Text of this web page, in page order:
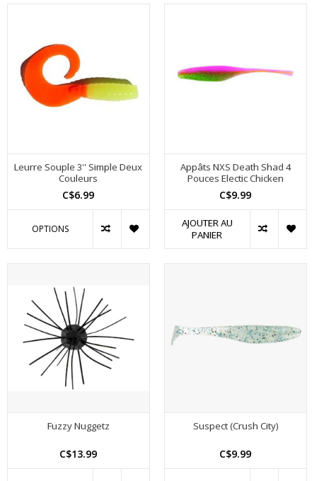
Leurre Souple 3'' Simple Deux
Couleurs
C$6.99
OPTIONS
Appâts NXS Death Shad 4
Pouces Electic Chicken
C$9.99
AJOUTER AU
PANIER
Fuzzy Nuggetz
C$13.99
Suspect (Crush City)
C$9.99